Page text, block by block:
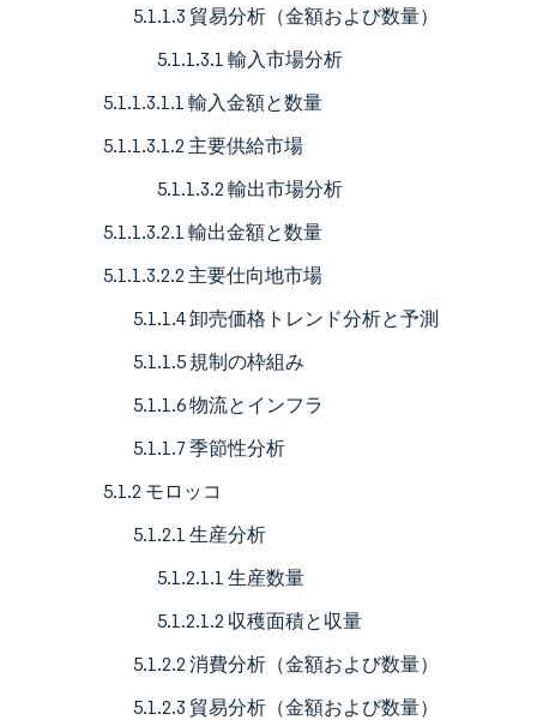
5.1.1.3 貿易分析（金額および数量）
5.1.1.3.1 輸入市場分析
5.1.1.3.1.1 輸入金額と数量
5.1.1.3.1.2 主要供給市場
5.1.1.3.2 輸出市場分析
5.1.1.3.2.1 輸出金額と数量
5.1.1.3.2.2 主要仕向地市場
5.1.1.4 卸売価格トレンド分析と予測
5.1.1.5 規制の枠組み
5.1.1.6 物流とインフラ
5.1.1.7 季節性分析
5.1.2 モロッコ
5.1.2.1 生産分析
5.1.2.1.1 生産数量
5.1.2.1.2 収穫面積と収量
5.1.2.2 消費分析（金額および数量）
5.1.2.3 貿易分析（金額および数量）